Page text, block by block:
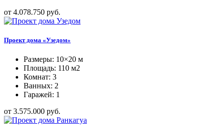
от 4.078.750 руб.
Проект дома «Узедом»
Размеры: 10×20 м
Площадь: 110 м2
Комнат: 3
Ванных: 2
Гаражей: 1
от 3.575.000 руб.